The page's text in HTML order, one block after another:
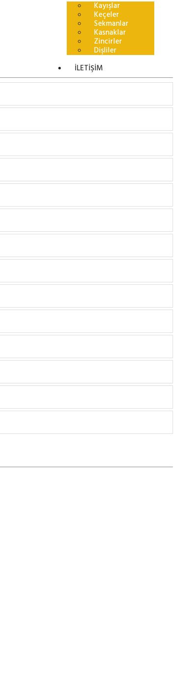
Kayışlar
Keçeler
Sekmanlar
Kasnaklar
Zincirler
Dişliler
İLETİŞİM